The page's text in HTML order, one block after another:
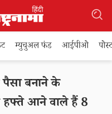
म्युचुअल फंड आईपीओ
बनाने के
आने वाले हैं 8